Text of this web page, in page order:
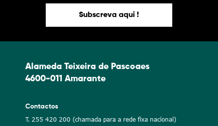
Subscreva aqui !
Alameda Teixeira de Pascoaes
4600-011 Amarante
Contactos
T. 255 420 200 (chamada para a rede fixa nacional)